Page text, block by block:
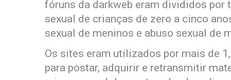
fóruns da darkweb eram divididos por
sexual de crianças de zero a cinco
sexual de meninos e abuso sexual de
Os sites eram utilizados por mais de
para postar, adquirir e retransmitir